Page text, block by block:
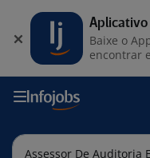
Baixe o
encontrar